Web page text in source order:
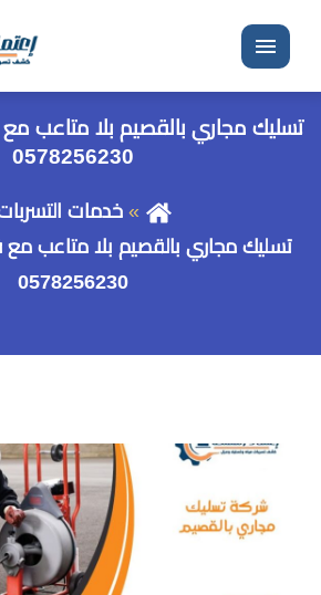
القائمة
تسليك مجاري بالقصيم بلا متاعب
0578256230
خدمات
تسليك مجاري بالقصيم بلا متاعب
0578256230